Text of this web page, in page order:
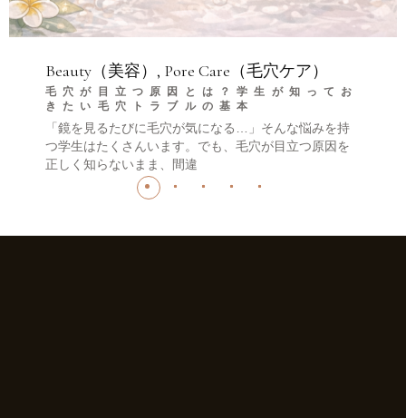
Beauty（美容） Pore Care（毛穴ケア）
毛穴が目立つ原因とは？学生が知ってお
きたい毛穴トラブルの基本
「鏡を見るたびに毛穴が気になる…」そんな悩みを持
つ学生はたくさんいます。でも、毛穴が目立つ原因を
正しく知らないまま、間違